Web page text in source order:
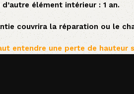
élément intérieur : 1 an.
couvrira la réparation ou le
entendre une perte de hauteur